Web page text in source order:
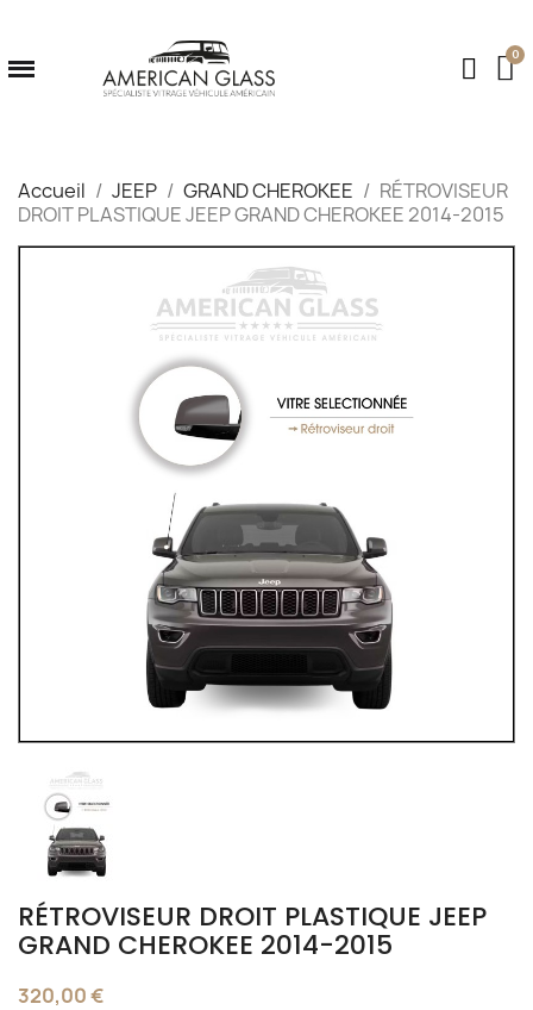
Accueil JEEP GRAND CHEROKEE
RÉTROVISEUR
DROIT PLASTIQUE JEEP GRAND CHEROKEE 2014-2015
RÉTROVISEUR DROIT PLASTIQUE JEEP
GRAND CHEROKEE 2014-2015
320,00 €